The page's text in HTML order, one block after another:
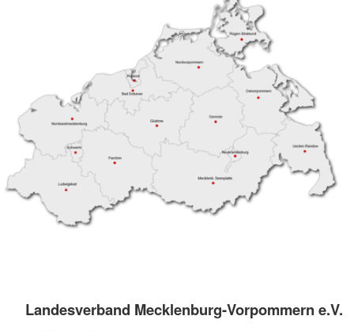
Landesverband Mecklenburg-Vorpommern e.V.